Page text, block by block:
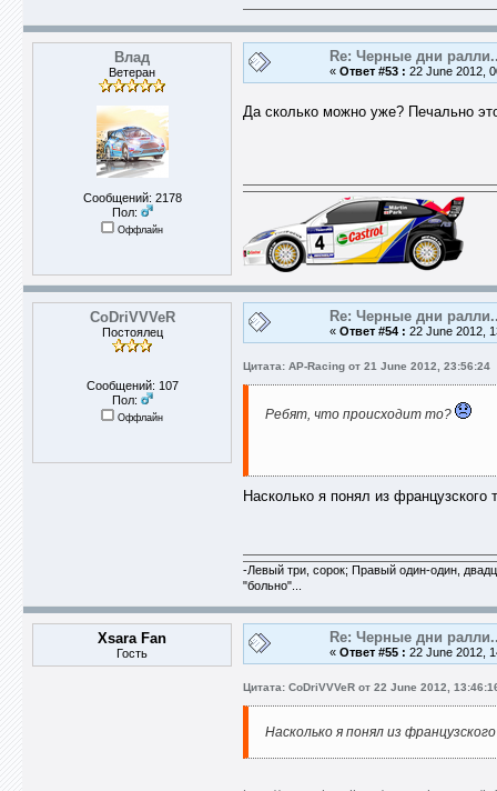
Влад
Ветеран
Сообщений: 2178
Пол:
Оффлайн
Re: Черные дни
« Ответ #53 : 22 June 2012,
Да сколько можно уже? Печально
CoDriVVVeR
Постоялец
Сообщений: 107
Пол:
Оффлайн
Re: Черные дни
« Ответ #54 : 22 June 2012,
Цитата: AP-Racing от 21 June 2012, 23:56:24
Ребят, что происходит то?
Насколько я понял из французского
-Левый три, сорок; Правый один-один,
"больно"...
Xsara Fan
Гость
Re: Черные дни
« Ответ #55 : 22 June 2012,
Цитата: CoDriVVVeR от 22 June 2012,
Насколько я понял из